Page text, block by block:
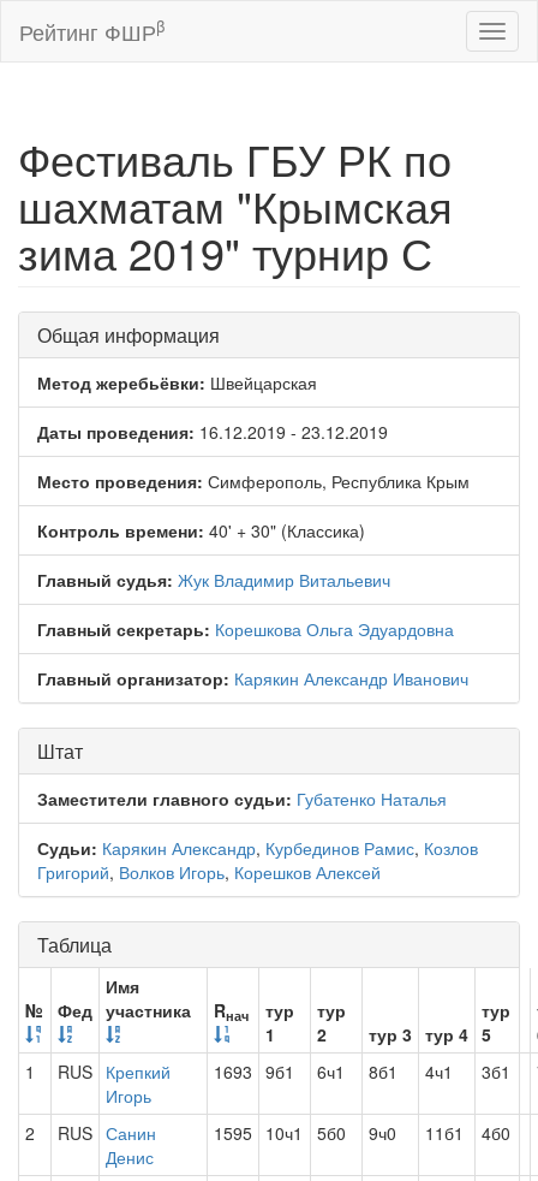
Рейтинг ФШРβ
Фестиваль ГБУ РК по
шахматам "Крымская
зима 2019" турнир С
Общая информация
Метод жеребьёвки: Швейцарская
Даты проведения: 16.12.2019 - 23.12.2019
Место проведения: Симферополь, Республика Крым
Контроль времени: 40' + 30" (Классика)
Главный судья: Жук Владимир Витальевич
Главный секретарь: Корешкова Ольга Эдуардовна
Главный организатор: Карякин Александр Иванович
Штат
Заместители главного судьи: Губатенко Наталья
Судьи: Карякин Александр, Курбединов Рамис, Козлов
Григорий, Волков Игорь, Корешков Алексей
Таблица
№ Фед
Имя
участника
Rнач
тур
1
тур
2
тур 3 тур 4
тур
5
1
RUS Крепкий
Игорь
1693 9б1 6ч1 8б1 4ч1 3б1
2 RUS Санин
Денис
1595 10ч1 5б0 9ч0 11б1 4б0